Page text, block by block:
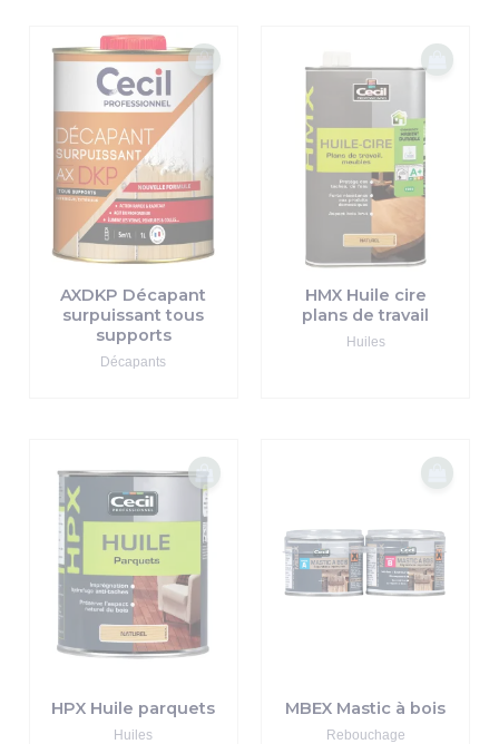
AXDKP Décapant
surpuissant tous
supports
Décapants
HMX Huile cire
plans de travail
Huiles
HPX Huile parquets
Huiles
MBEX Mastic à bois
Rebouchage